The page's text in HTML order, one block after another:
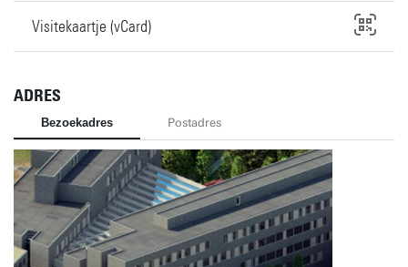
Visitekaartje (vCard)
ADRES
Bezoekadres Postadres